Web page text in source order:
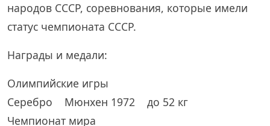
народов СССР, соревнования, которые имели
статус чемпионата СССР.
Награды и медали:
Олимпийские игры
Серебро Мюнхен 1972 до 52 кг
Чемпионат мира